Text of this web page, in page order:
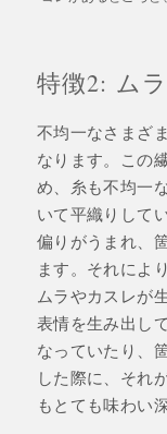
特徴2: ム
不均一なさまざ
なります。この
め、糸も不均一
いて平織りして
偏りがうまれ、
ます。それによ
ムラやカスレが
表情を生み出し
なっていたり、
した際に、それ
もとても味わい